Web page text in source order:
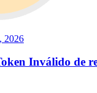
2026
Inválido de